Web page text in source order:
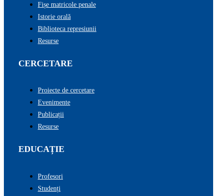
Fișe matricole penale
Istorie orală
Biblioteca represiunii
Resurse
CERCETARE
Proiecte de cercetare
Evenimente
Publicații
Resurse
EDUCAȚIE
Profesori
Studenți